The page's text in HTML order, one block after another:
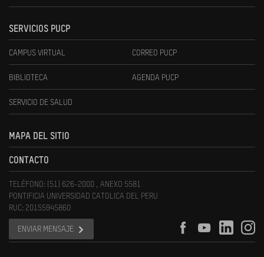
SERVICIOS PUCP
CAMPUS VIRTUAL CORREO PUCP
BIBLIOTECA AGENDA PUCP
SERVICIO DE SALUD
MAPA DEL SITIO
CONTACTO
TELÉFONO: (51) 626-2000 , ANEXO 5581
PONTIFICIA UNIVERSIDAD CATOLICA DEL PERU
RUC: 20155945860
ENVIAR MENSAJE